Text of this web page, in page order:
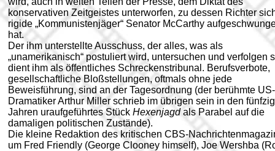
konservativen Zeitgeistes unterworfen, zu dessen Richter
rigide „Kommunistenjäger“ Senator McCarthy
hat.
Der ihm unterstellte Ausschuss, der alles, was als
„unamerikanisch“ postuliert wird, untersuchen und verfolgen
dient ihm als öffentliches Schreckenstribunal. Berufsverbote,
gesellschaftliche Bloßstellungen, oftmals ohne jede
Beweisführung, sind an der Tagesordnung (der berühmte US-
Dramatiker Arthur Miller schrieb im übrigen sein in den
Jahren uraufgeführtes Stück Hexenjagdals Parabel auf die
damaligen politischen Zustände).
Die kleine Redaktion des kritischen CBS-
um Fred Friendly (George Clooney himself), Joe Wershba